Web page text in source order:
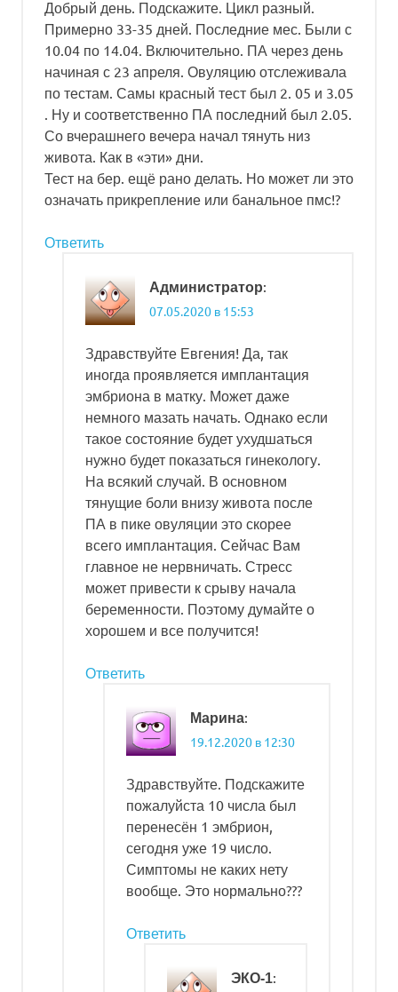
Добрый день. Подскажите. Цикл разный.
Примерно 33-35 дней. Последние мес. Были с
10.04 по 14.04. Включительно. ПА через день
начиная с 23 апреля. Овуляцию отслеживала
по тестам. Самы красный тест был 2. 05 и 3.05
. Ну и соответственно ПА последний был 2.05.
Со вчерашнего вечера начал тянуть низ
живота. Как в «эти» дни.
Тест на бер. ещё рано делать. Но может ли это
означать прикрепление или банальное пмс!?
Ответить
Администратор:
07.05.2020 в 15:53
Здравствуйте Евгения! Да, так
иногда проявляется имплантация
эмбриона в матку. Может даже
немного мазать начать. Однако если
такое состояние будет ухудшаться
нужно будет показаться гинекологу.
На всякий случай. В основном
тянущие боли внизу живота после
ПА в пике овуляции это скорее
всего имплантация. Сейчас Вам
главное не нервничать. Стресс
может привести к срыву начала
беременности. Поэтому думайте о
хорошем и все получится!
Ответить
Марина:
19.12.2020 в 12:30
Здравствуйте. Подскажите
пожалуйста 10 числа был
перенесён 1 эмбрион,
сегодня уже 19 число.
Симптомы не каких нету
вообще. Это нормально???
Ответить
ЭКО-1: